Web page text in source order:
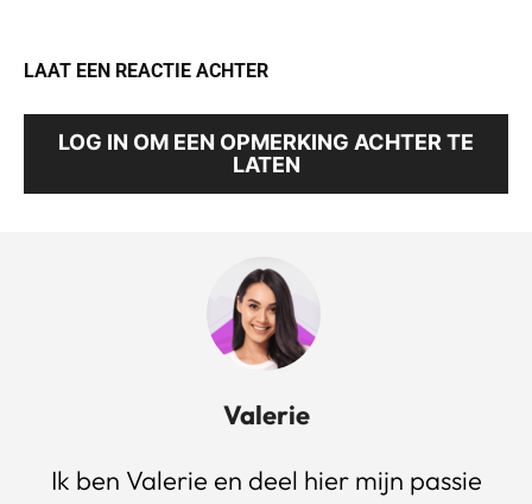
LAAT EEN REACTIE ACHTER
LOG IN OM EEN OPMERKING ACHTER TE
LATEN
Valerie
Ik ben Valerie en deel hier mijn passie